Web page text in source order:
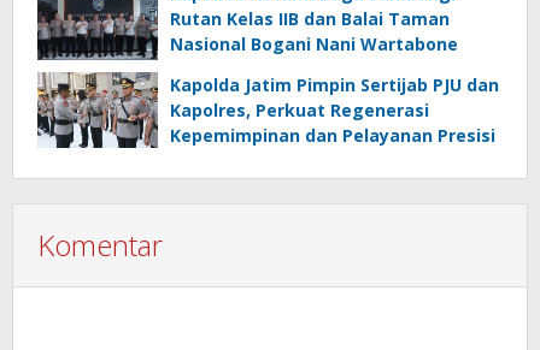
Rutan Kelas IIB dan Balai Taman
Nasional Bogani Nani Wartabone
Kapolda Jatim Pimpin Sertijab PJU dan
Kapolres, Perkuat Regenerasi
Kepemimpinan dan Pelayanan Presisi
Komentar